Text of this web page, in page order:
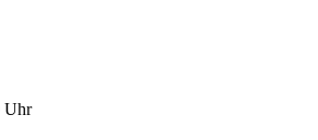
Uhr